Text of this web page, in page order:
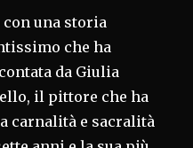
con una storia
che ha
da Giulia
il pittore che ha
carnalità e sacralità